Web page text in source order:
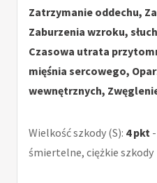
Zatrzymanie oddechu,
Zaburzenia wzroku,
Czasowa utrata
mięśnia sercowego,
wewnętrznych,
Wielkość szkody (S): 4 pkt
śmiertelne, ciężkie szkody